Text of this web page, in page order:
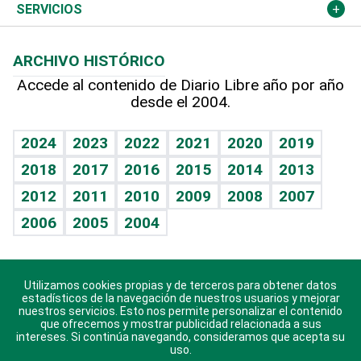
Resto del mundo
Economía personal
Podcast Arte Libre
Hablando con el pediatra
Vida y familia
Eñe
Celebrando la vida
Sin complejos
En pocas palabras
Escuchando al corazón
Economía Personal
Más deportes
Línea de hit
TBT Deportivo
Columnistas
Cambio climático
Opinión
Hecho en casa
Guía del dinero
SERVICIOS
Cumpleaños
Horóscopos
Crucigramas
ARCHIVO HISTÓRICO
Accede al contenido de Diario Libre año por año
desde el 2004.
2024 2023 2022 2021 2020
2019
2018
2017 2016 2015 2014
2013
2012
2011 2010 2009 2008
2007
2006
2005 2004
Descarga nuestras aplicaciones para Android, iOS y
sistema Huawei.
Utilizamos cookies propias y de terceros para obtener datos
estadísticos de la navegación de nuestros usuarios y mejorar
nuestros servicios. Esto nos permite personalizar el contenido
que ofrecemos y mostrar publicidad relacionada a sus
intereses. Si continúa navegando, consideramos que acepta su
uso.